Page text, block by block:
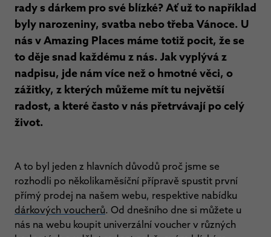
rady s dárkem pro své blízké? Ať už to například
byly narozeniny, svatba nebo třeba Vánoce. U
nás v Amazing Places máme totiž pocit, že se
to děje snad každému z nás. Jak vyplývá z
nadpisu, jde nám více než o hmotné věci, o
zážitky, z kterých můžeme mít tu největší
radost, a které často v nás přetrvávají po celý
život.
A to byl jeden z hlavních důvodů proč jsme se
rozhodli po několikaměsíční přípravě spustit první
přímý prodej na našem webu, respektive nabídku
dárkových voucherů. Od dnešního dne si můžete u
nás na webu koupit univerzální voucher v různých